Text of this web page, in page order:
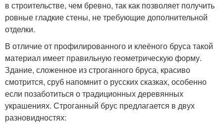
в строительстве, чем бревно, так как позволяет получить
ровные гладкие стены, не требующие дополнительной
отделки.
В отличие от профилированного и клеёного бруса такой
материал имеет правильную геометрическую форму.
Здание, сложенное из строганного бруса, красиво
смотрится, сруб напомнит о русских сказках, особенно
если позаботиться о традиционных деревянных
украшениях. Строганный брус предлагается в двух
разновидностях: